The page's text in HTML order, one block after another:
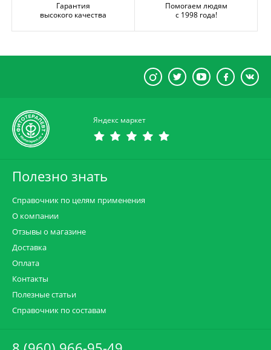
Гарантия
высокого качества
Помогаем людям
с 1998 года!
Яндекс маркет
Полезно знать
Справочник по целям применения
О компании
Отзывы о магазине
Доставка
Оплата
Контакты
Полезные статьи
Справочник по составам